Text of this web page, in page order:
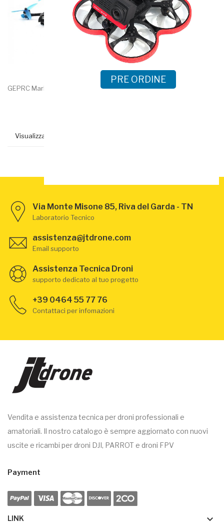
GEPRC Mark4 HD5 GPS 6S FPV GEPRC Crocodile4 Baby HD 4...
Visualizzati 1-6 su 6 articoli
Via Monte Misone 85, Riva del Garda - TN
Laboratorio Tecnico
assistenza@jtdrone.com
Email supporto
Assistenza Tecnica Droni
supporto dedicato al tuo progetto
+39 0464 55 77 76
Contattaci per infomazioni
Vendita e assistenza tecnica per droni professionali e
amatoriali. Il nostro catalogo è sempre aggiornato con nuovi
uscite e ricambi per droni DJI, PARROT e droni FPV
Payment
LINK keyboard_arrow_down
PRE ORDINE